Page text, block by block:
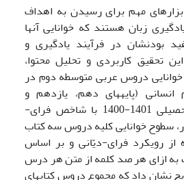
مهم برای رسیدن به اهداف
زبان هستند که خوانایی آنها
بودنشان در فرآیند یادگیری و
تحقیق کاربردی و تحلیل محتوا،
دروس عربی متوسطه دوم در
(پایه­های دهم، یازدهم و
دوازدهم) در سال تحصیلی 1401-1400 با شاخص فرای-
سطوح خوانایی کلیه دروس سه کتاب
از رویکرد فرای-دیّانی و بر اساس
به ازای هر صد کلمه از متن هر درس
نشان داد که مجموع دروس کتاب­های